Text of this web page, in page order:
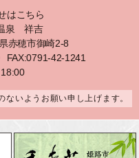
はこちら
泉 祥吉
赤穂市御崎2-8
FAX:0791-42-1241
いようお願い申し上げます。